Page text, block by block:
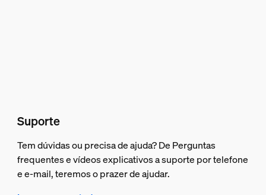
Suporte
Tem dúvidas ou precisa de ajuda? De Perguntas
frequentes e vídeos explicativos a suporte por telefone
e e-mail, teremos o prazer de ajudar.